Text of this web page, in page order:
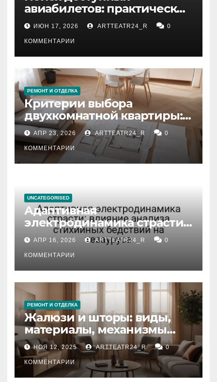
авиабилетов: практические
рекомендации
ИЮН 17, 2026 ARTTEATR24_R 0
КОММЕНТАРИИ
РЕМОНТ И ОТДЕЛКА
Критерии выбора
двухкомнатной квартиры:
планировка, площадь,
состояние и документация
АПР 23, 2026 ARTTEATR24_R 0
КОММЕНТАРИИ
UNCATEGORISED
Адаптивная
электродинамика страсти:
влияние анализа
стихийных бедствий на
тезауруса
АПР 16, 2026 ARTTEATR24_R 0
КОММЕНТАРИИ
РЕМОНТ И ОТДЕЛКА
Жалюзи и шторы: виды,
материалы, механизмы
управления и уход
НОЯ 12, 2025 ARTTEATR24_R 0
КОММЕНТАРИИ